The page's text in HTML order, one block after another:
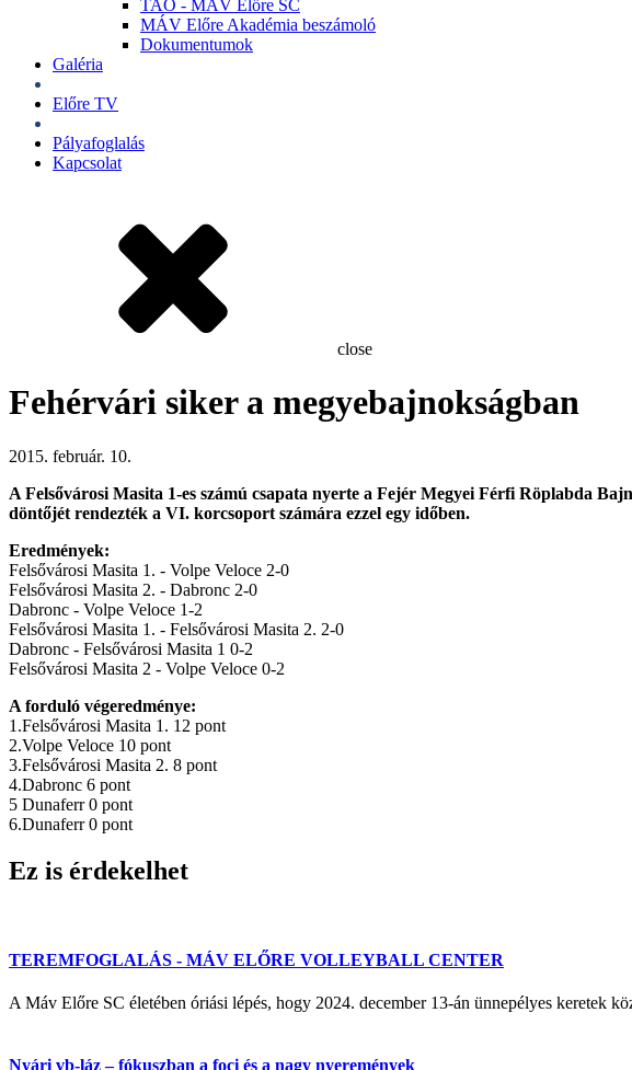
TAO - MÁV Előre SC
MÁV Előre Akadémia beszámoló
Dokumentumok
Galéria
Előre TV
Pályafoglalás
Kapcsolat
close
Fehérvári siker a megyebajnokságban
2015. február. 10.
A Felsővárosi Masita 1-es számú csapata nyerte a Fejér Megyei Férfi Röplabda
döntőjét rendezték a VI. korcsoport számára ezzel egy időben.
Eredmények:
Felsővárosi Masita 1. - Volpe Veloce 2-0
Felsővárosi Masita 2. - Dabronc 2-0
Dabronc - Volpe Veloce 1-2
Felsővárosi Masita 1. - Felsővárosi Masita 2. 2-0
Dabronc - Felsővárosi Masita 1 0-2
Felsővárosi Masita 2 - Volpe Veloce 0-2
A forduló végeredménye:
1.Felsővárosi Masita 1. 12 pont
2.Volpe Veloce 10 pont
3.Felsővárosi Masita 2. 8 pont
4.Dabronc 6 pont
5 Dunaferr 0 pont
6.Dunaferr 0 pont
Ez is érdekelhet
TEREMFOGLALÁS - MÁV ELŐRE VOLLEYBALL CENTER
A Máv Előre SC életében óriási lépés, hogy 2024. december 13-án ünnepélyes
Nyári vb-láz – fókuszban a foci és a nagy nyeremények